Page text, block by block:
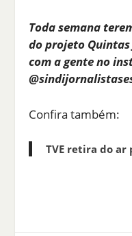
Toda semana
do projeto
com a gente no
Confira também:
TVE retira do ar